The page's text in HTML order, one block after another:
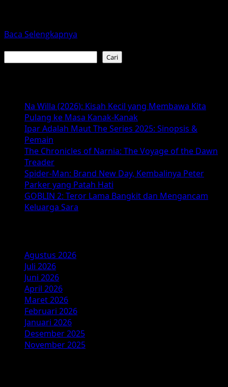
Baca Selengkapnya
Tayang
Tuhan,
Benarkah
Kau
Mendengarku?
(2026)
Cari
Na Willa (2026): Kisah Kecil yang Membawa Kita
Pulang ke Masa Kanak-Kanak
Ipar Adalah Maut The Series 2025: Sinopsis &
Pemain
The Chronicles of Narnia: The Voyage of the Dawn
Treader
Spider-Man: Brand New Day, Kembalinya Peter
Parker yang Patah Hati
GOBLIN 2: Teror Lama Bangkit dan Mengancam
Keluarga Sara
Agustus 2026
Juli 2026
Juni 2026
April 2026
Maret 2026
Februari 2026
Januari 2026
Desember 2025
November 2025